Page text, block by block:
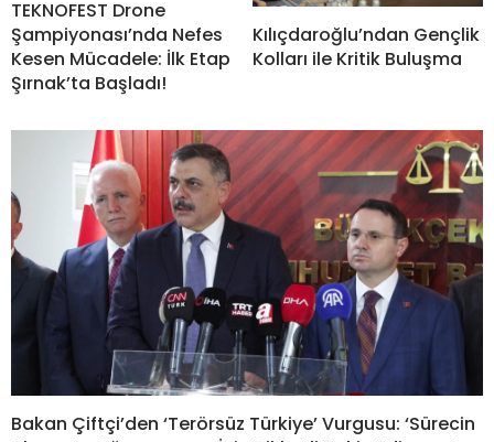
TEKNOFEST Drone
Şampiyonası’nda Nefes
Kesen Mücadele: İlk Etap
Şırnak’ta Başladı!
Kılıçdaroğlu’ndan Gençlik
Kolları ile Kritik Buluşma
Bakan Çiftçi’den ‘Terörsüz Türkiye’ Vurgusu: ‘Sürecin